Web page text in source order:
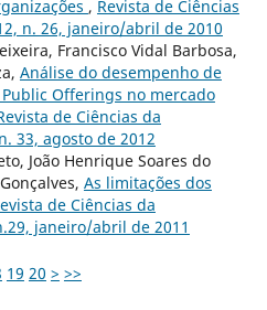
, Revista de Ciências
n. 26, janeiro/abril de 2010
Francisco Vidal Barbosa,
Análise do desempenho de
Offerings no mercado
de Ciências da
33, agosto de 2012
João Henrique Soares do
As limitações dos
de Ciências da
janeiro/abril de 2011
19 20 > >>